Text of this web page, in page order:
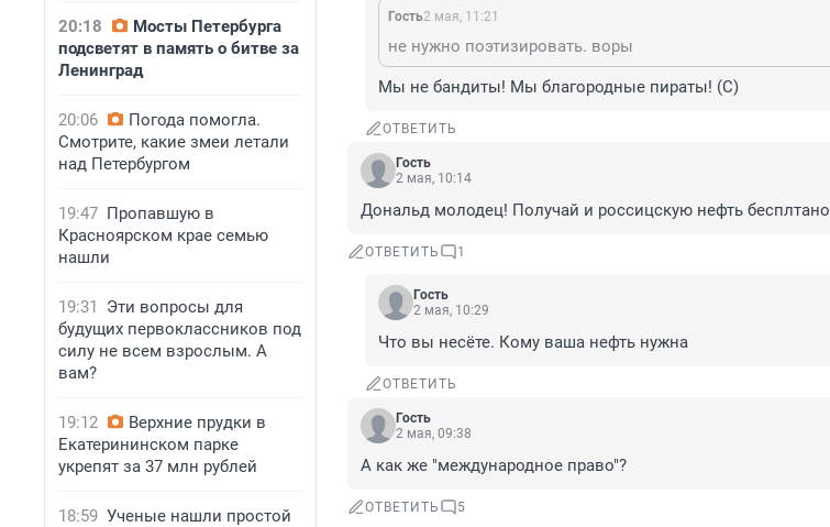
20:18
Мосты Петербурга
подсветят в память о битве за
Ленинград
20:06
Погода помогла.
Смотрите, какие змеи летали
над Петербургом
19:47 Пропавшую в
Красноярском крае семью
нашли
19:31
Эти вопросы для
будущих первоклассников под
силу не всем взрослым. А
вам?
19:12
Верхние прудки в
Екатерининском парке
укрепят за 37 млн рублей
18:59 Ученые нашли простой
Гость2 мая, 11:21
не нужно поэтизировать. воры
Мы не бандиты! Мы благородные пираты! (С)
ОТВЕТИТЬ
Гость
2 мая, 10:14
Дональд молодец! Получай и россицскую нефть бесплтано
ОТВЕТИТЬ 1
Гость
2 мая, 10:29
Что вы несёте. Кому ваша нефть нужна
ОТВЕТИТЬ
Гость
2 мая, 09:38
А как же "международное право"?
ОТВЕТИТЬ 5